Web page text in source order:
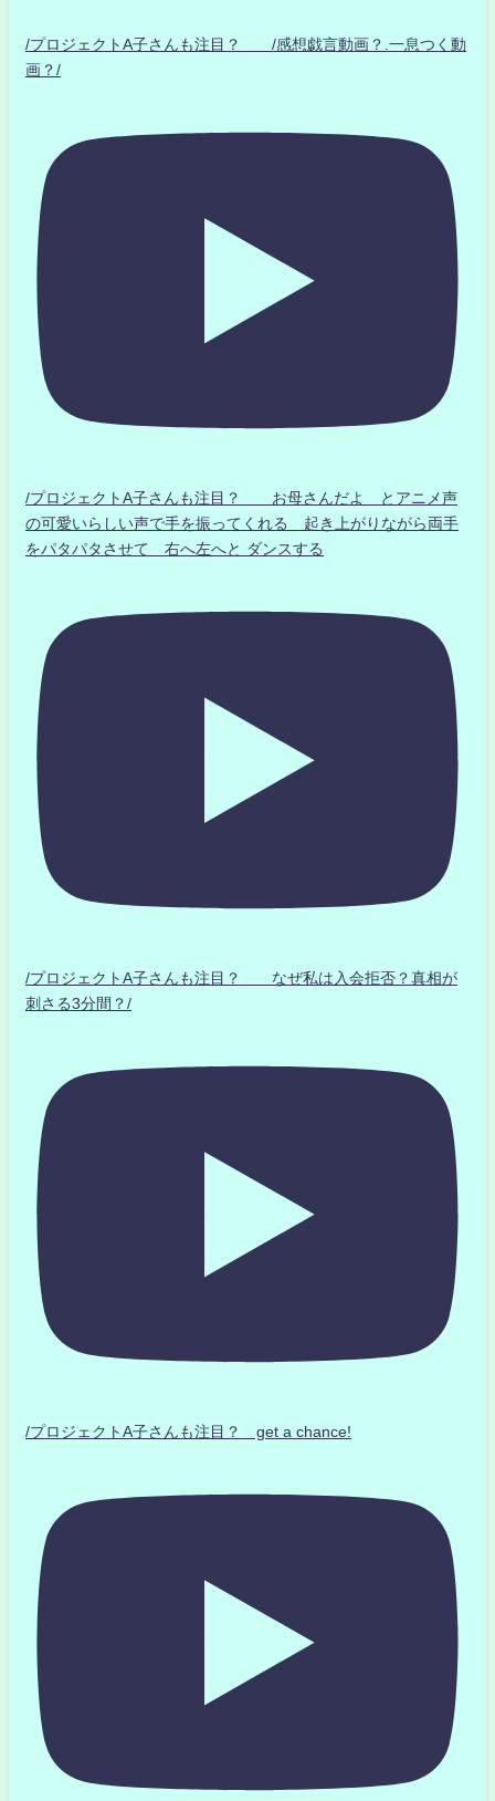
/プロジェクトA子さんも注目？ /感想戯言動画？.一息つく動
画？/
/プロジェクトA子さんも注目？ お母さんだよ とアニメ声
の可愛いらしい声で手を振ってくれる 起き上がりながら両手
をパタパタさせて 右へ左へと ダンスする
/プロジェクトA子さんも注目？ なぜ私は入会拒否？真相が
刺さる3分間？/
/プロジェクトA子さんも注目？ get a chance!